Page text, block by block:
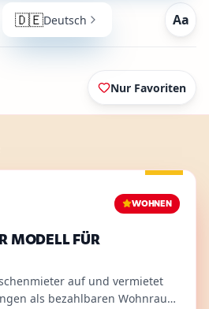
🇩🇪Deutsch Aa
Nur Favoriten
Relevant für:Mieter,
WOHNEN
MODELL FÜR
auf und vermietet
als bezahlbaren Wohnraum